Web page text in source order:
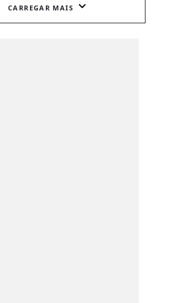
CARREGAR MAIS